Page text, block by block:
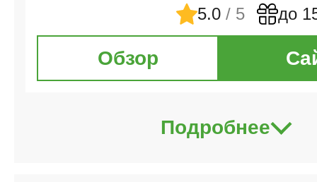
5.0 / 5 до
Обзор
Подробнее